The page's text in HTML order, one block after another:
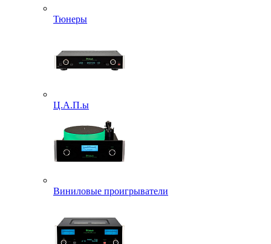
Тюнеры
Ц.А.П.ы
Виниловые проигрыватели